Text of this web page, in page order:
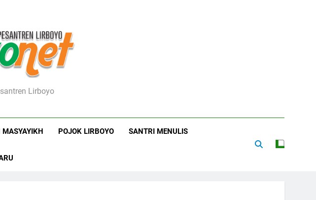
Lirboyo
MASYAYIKH POJOK LIRBOYO SANTRI MENULIS